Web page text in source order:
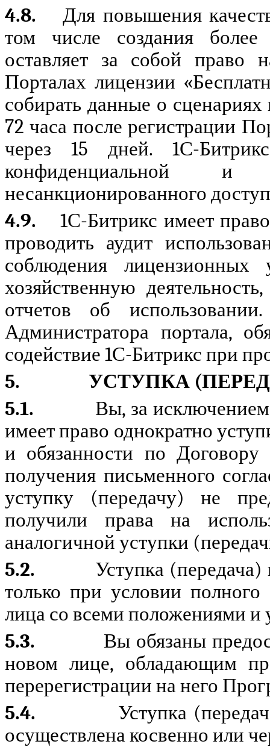
4.8.
Для повышения
том числе создания более
оставляет за собой право
Порталах лицензии
собирать данные о
72 часа после регистрации
через 15 дней. 1С-
конфиденциальной
несанкционированного
4.9.
1С-Битрикс имеет
проводить аудит
соблюдения
хозяйственную
отчетов об
Администратора портала,
содействие 1С-Битрикс при
5.
УСТУПКА
5.1.
Вы, за
имеет право однократно
и обязанности по
получения письменного
уступку (передачу) не
получили права на
аналогичной уступки
5.2.
Уступка (передача)
только при условии полного
лица со всеми положениями и
5.3.
Вы обязаны
новом лице, обладающим
перерегистрации на него
5.4.
Уступка
осуществлена косвенно или